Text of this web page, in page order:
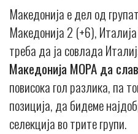
Македонија е дел од
Македонија 2 (+6),
треба да ја совлада
Македонија МОРА да
повисока гол разлика, па
позиција, да бидеме
селекција во трите групи.